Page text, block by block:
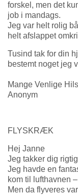
forskel, men det
job i mandags.
Jeg var helt rolig
helt afslappet
Tusind tak for din
bestemt noget jeg
Mange Venlige
Anonym
FLYSKRÆK
Hej Janne
Jeg takker dig
Jeg havde en
kom til lufthavnen
Men da flyveres